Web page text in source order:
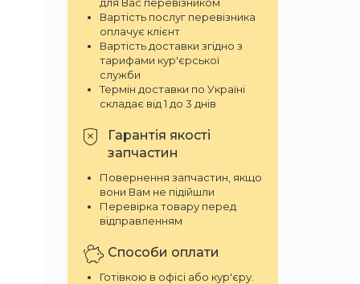
Вартість послуг перевізника
оплачує клієнт
Вартість доставки згідно з
тарифами кур'єрської
служби
Термін доставки по Україні
складає від 1 до 3 днів
Гарантія якості
запчастин
Повернення запчастин, якщо
вони Вам не підійшли
Перевірка товару перед
відправленням
Способи оплати
Готівкою в офісі або кур'єру.